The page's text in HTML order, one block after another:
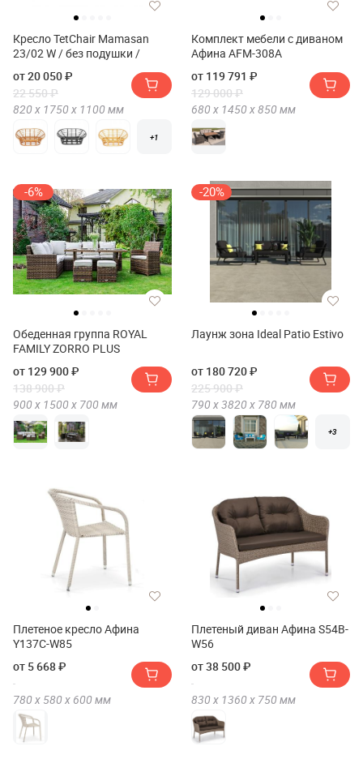
Кресло TetChair Mamasan
23/02 W / без подушки /
от 20 050 ₽
22 550 ₽
820 х 1750 х 1100 мм
+1
Комплект мебели с диваном
Афина AFM-308A
от 119 791 ₽
129 000 ₽
680 х 1450 х850 мм
-6%
Обеденная группа ROYAL
FAMILY ZORRO PLUS
от 129 900 ₽
138 900 ₽
900 х 1500 х 700 мм
-20%
Лаунж зона Ideal Patio Estivo
от 180 720 ₽
225 900 ₽
790 х3820 х 780 мм
+3
Плетеное кресло Афина
Y137C-W85
от 5 668 ₽
780 х 580 х 600 мм
Плетеный диван Афина S54B-
W56
от 38 500 ₽
830 х 1360 х 750 мм